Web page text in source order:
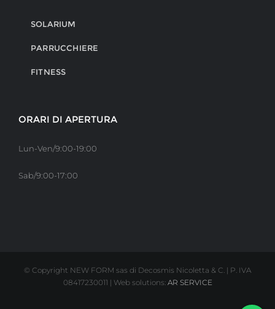
SOLARIUM
PARRUCCHIERE
FITNESS
ORARI DI APERTURA
Lun-Ven/9:00-19:00
Sab/9:00-17:00
© Copyright NEW FORM sas di Decosmis Nicoletta & C. | P. IVA
08417230011 | Web solutions: AR SERVICE